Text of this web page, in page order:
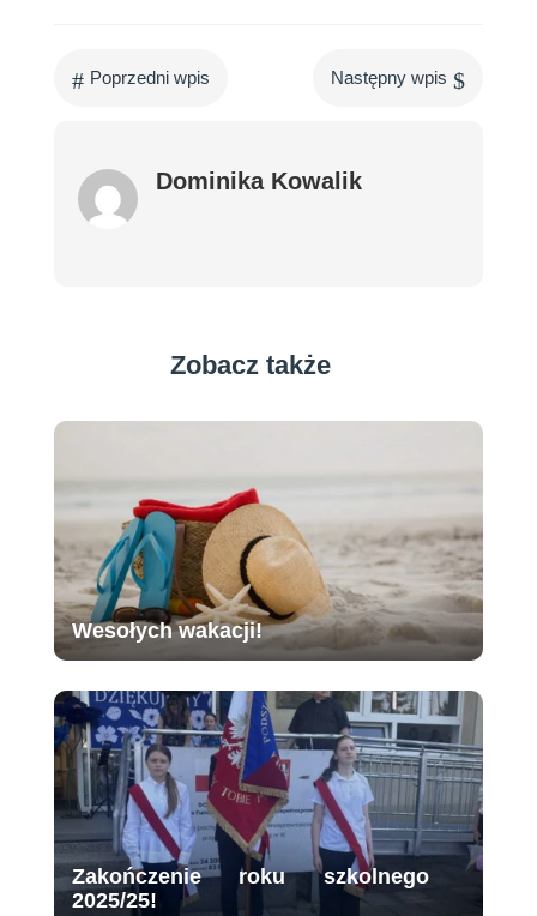
# Poprzedni wpis Następny wpis $
Dominika Kowalik
Zobacz także
Wesołych wakacji!
Zakończenie roku szkolnego
2025/25!